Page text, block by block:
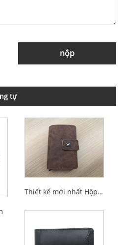
nộp
tự
Thiết kế mới nhất Hộp đựng thẻ chặn Rfid đa chức năng dành cho nam giới